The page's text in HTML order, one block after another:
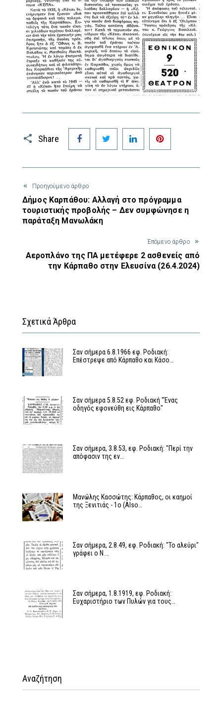
Share
Facebook Twitter LinkedIn
Προηγούμενο άρθρο
Δήμος Καρπάθου: Αλλαγή στο πρόγραμμα
τουριστικής προβολής – Δεν συμφώνησε η
παράταξη Μανωλάκη
Έπόμενο άρθρο
Αεροπλάνο της ΠΑ μετέφερε 2 ασθενείς από
την Κάρπαθο στην Ελευσίνα (26.4.2024)
Σχετικά Άρθρα
Σαν σήμερα 6.8.1966 εφ. Ροδιακή:
Επέστρεψε από Κάρπαθο και Κάσο…
Σαν σήμερα 5.8.52 εφ. Ροδιακή "Ένας
οδηγός εφονεύθη εις Κάρπαθο"
Σαν σήμερα, 3.8.53, εφ. Ροδιακή: "Περί την
απόφασιν της εν…
Μανώλης Κασσώτης: Κάρπαθος, οι καημοί
της Ξενιτιάς - 1ο (Also…
Σαν σήμερα, 2.8.49, εφ. Ροδιακή: "Το αλεύρι"
γράφει ο Ν.…
Σαν σήμερα, 1.8.1919, εφ. Ροδιακή:
Ευχαριστήριο των Πυλών για τους…
Αναζήτηση